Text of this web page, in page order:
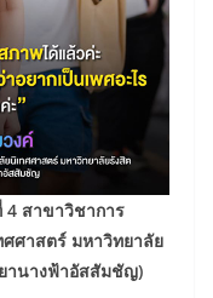
4 สาขาวิชาการ
ศาสตร์ มหาวิทยาลัย
านางฟ้าอัสสัมชัญ)